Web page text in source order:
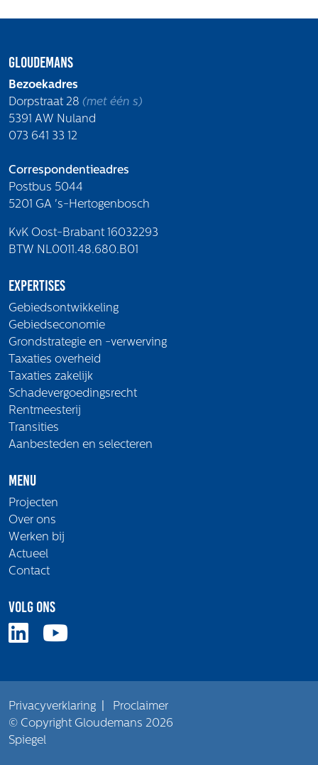
Gloudemans
Bezoekadres
Dorpstraat 28 (met één s)
5391 AW Nuland
073 641 33 12
Correspondentieadres
Postbus 5044
5201 GA 's-Hertogenbosch
KvK Oost-Brabant 16032293
BTW NL0011.48.680.B01
Expertises
Gebiedsontwikkeling
Gebiedseconomie
Grondstrategie en -verwerving
Taxaties overheid
Taxaties zakelijk
Schadevergoedingsrecht
Rentmeesterij
Transities
Aanbesteden en selecteren
Menu
Projecten
Over ons
Werken bij
Actueel
Contact
Volg ons
Privacyverklaring
Proclaimer
© Copyright Gloudemans 2026
Spiegel